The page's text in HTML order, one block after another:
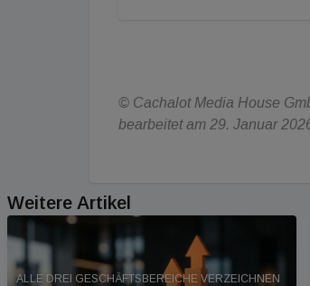
© Cachalot Media House
bearbeitet am 29. Januar
Weitere Artikel
ALLE DREI GESCHÄFTSBEREICHE VERZEICHNEN